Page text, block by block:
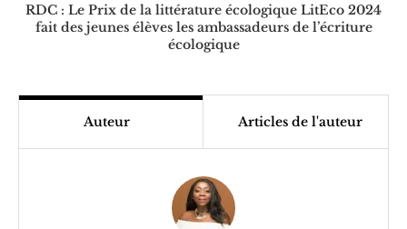
RDC : Le Prix de la littérature écologique LitEco 2024
fait des jeunes élèves les ambassadeurs de l’écriture
écologique
Auteur Articles de l'auteur